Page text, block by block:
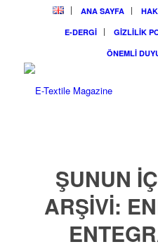
ANA SAYFA
E-DERGİ
GİZLİLİK
ÖNEMLİ
ŞUNUN
ARŞIVI: